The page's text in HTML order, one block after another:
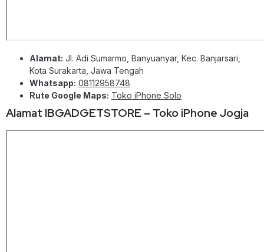
Alamat: Jl. Adi Sumarmo, Banyuanyar, Kec. Banjarsari,
Kota Surakarta, Jawa Tengah
Whatsapp: 08112958748
Rute Google Maps: Toko iPhone Solo
Alamat IBGADGETSTORE – Toko iPhone Jogja